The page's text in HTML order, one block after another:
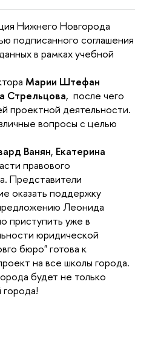
Нижнего Новгорода
подписанного соглашения
в рамках учебной
Марии Штефан
Стрельцова, после чего
проектной деятельности.
вопросы с целью
Ванян, Екатерина
правового
Представители
оказать поддержку
Леонида
приступить уже в
юридической
бюро" готова к
на все школы города.
будет не только